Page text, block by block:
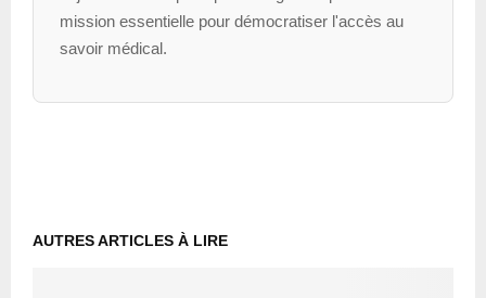
mission essentielle pour démocratiser l'accès au
savoir médical.
AUTRES ARTICLES À LIRE